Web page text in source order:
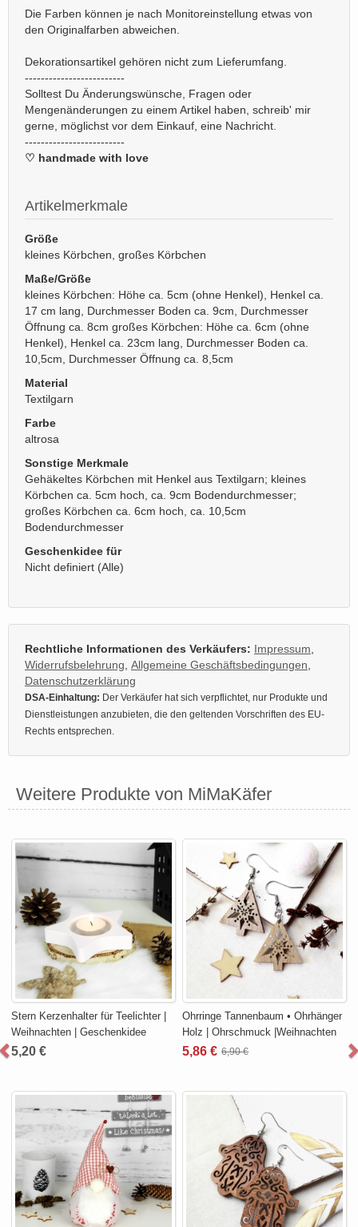
Die Farben können je nach Monitoreinstellung etwas von
den Originalfarben abweichen.
Dekorationsartikel gehören nicht zum Lieferumfang.
-------------------------
Solltest Du Änderungswünsche, Fragen oder
Mengenänderungen zu einem Artikel haben, schreib' mir
gerne, möglichst vor dem Einkauf, eine Nachricht.
-------------------------
♡ handmade with love
Artikelmerkmale
Größe
kleines Körbchen, großes Körbchen
Maße/Größe
kleines Körbchen: Höhe ca. 5cm (ohne Henkel), Henkel ca.
17 cm lang, Durchmesser Boden ca. 9cm, Durchmesser
Öffnung ca. 8cm großes Körbchen: Höhe ca. 6cm (ohne
Henkel), Henkel ca. 23cm lang, Durchmesser Boden ca.
10,5cm, Durchmesser Öffnung ca. 8,5cm
Material
Textilgarn
Farbe
altrosa
Sonstige Merkmale
Gehäkeltes Körbchen mit Henkel aus Textilgarn; kleines
Körbchen ca. 5cm hoch, ca. 9cm Bodendurchmesser;
großes Körbchen ca. 6cm hoch, ca. 10,5cm
Bodendurchmesser
Geschenkidee für
Nicht definiert (Alle)
Rechtliche Informationen des Verkäufers: Impressum
Widerrufsbelehrung Allgemeine Geschäftsbedingungen
Datenschutzerklärung
DSA-Einhaltung: Der Verkäufer hat sich verpflichtet, nur Produkte und
Dienstleistungen anzubieten, die den geltenden Vorschriften des EU-
Rechts entsprechen.
Weitere Produkte von MiMaKäfer
Stern Kerzenhalter für Teelichter |
Weihnachten | Geschenkidee
5,20 €
Ohrringe Tannenbaum • Ohrhänger
Holz | Ohrschmuck |Weihnachten
5,86 € 6,90 €